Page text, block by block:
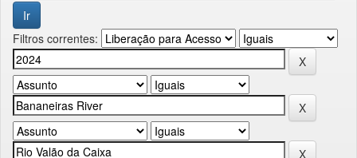
Filtros correntes: